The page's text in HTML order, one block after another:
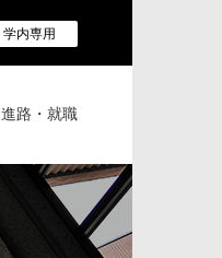
学内専用
進路・就職